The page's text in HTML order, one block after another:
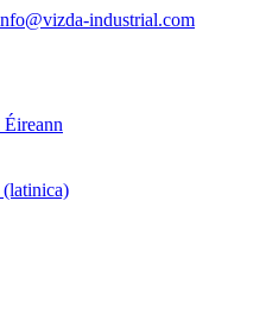
industrial.com
Éireann